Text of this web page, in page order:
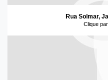
Rua Solmar,
Clique